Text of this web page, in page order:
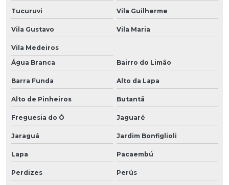
Tucuruvi Vila Guilherme
Vila Gustavo Vila Maria
Vila Medeiros
Água Branca
Bairro do Limão
Barra Funda Alto da Lapa
Alto de Pinheiros Butantã
Freguesia do Ó Jaguaré
Jaraguá Jardim Bonfiglioli
Lapa Pacaembú
Perdizes Perús